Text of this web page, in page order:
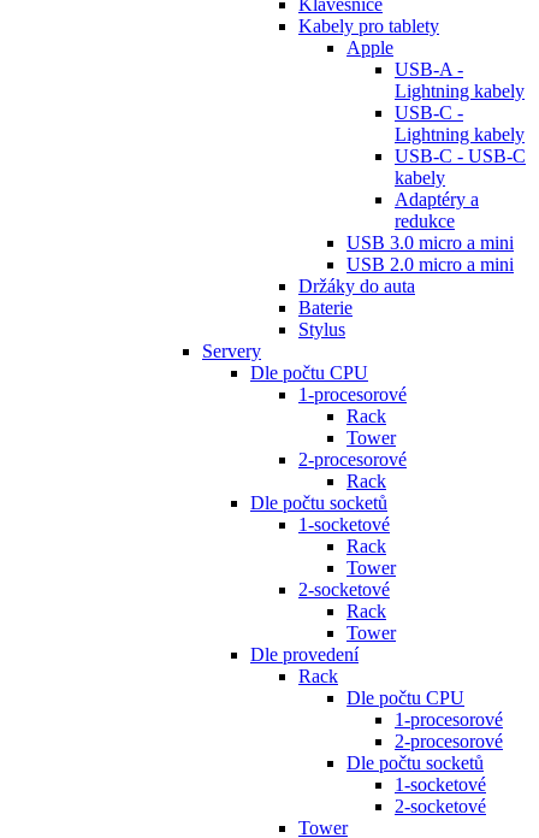
Klávesnice
Kabely pro tablety
Apple
USB-A -
Lightning kabely
USB-C -
Lightning kabely
USB-C - USB-C
kabely
Adaptéry a
redukce
USB 3.0 micro a mini
USB 2.0 micro a mini
Držáky do auta
Baterie
Stylus
Servery
Dle počtu CPU
1-procesorové
Rack
Tower
2-procesorové
Rack
Dle počtu socketů
1-socketové
Rack
Tower
2-socketové
Rack
Tower
Dle provedení
Rack
Dle počtu CPU
1-procesorové
2-procesorové
Dle počtu socketů
1-socketové
2-socketové
Tower